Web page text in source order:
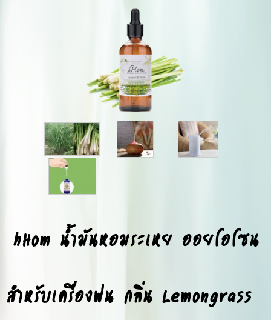
hHom น้ำมันหอมระเหย ออยโอโซน
สำหรับเครื่องพ่น กลิ่น Lemongrass